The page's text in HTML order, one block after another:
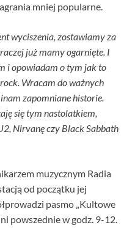
mniej popularne.
wyciszenia, zostawiamy za
już mamy ogarnięte. I
i opowiadam o tym jak to
Wracam do ważnych
zapomniane historie.
się tym nastolatkiem,
Nirvanę czy Black Sabbath
muzycznym Radia
od początku jej
pasmo „Kultowe
powszednie w godz. 9-12.